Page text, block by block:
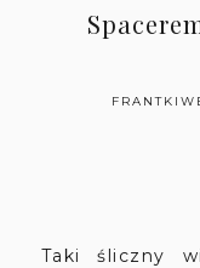
Taki śliczny